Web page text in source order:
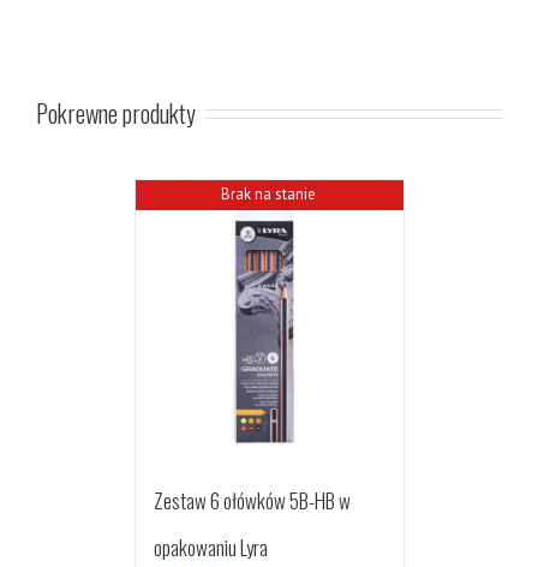
Pokrewne produkty
Brak na stanie
Zestaw 6 ołówków 5B-HB w
opakowaniu Lyra